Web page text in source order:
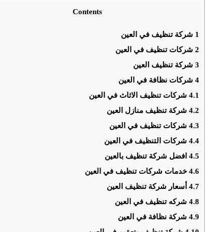
Contents
1 شركة تنظيف في العين
2شركات تنظيف في العين
3شركة تنظيف العين
4شركات نظافة في العين
4.1شركات تنظيف الاثاث في العين
4.2شركة تنظيف منازل العين
4.3شركات تنظيف في العين
4.4شركات التنظيف في العين
4.5افضل شركة تنظيف بالعين
4.6خدمات شركات تنظيف في العين
4.7أسعار شركة تنظيف العين
4.8شركه تنظيف في العين
4.9شركة نظافة في العين